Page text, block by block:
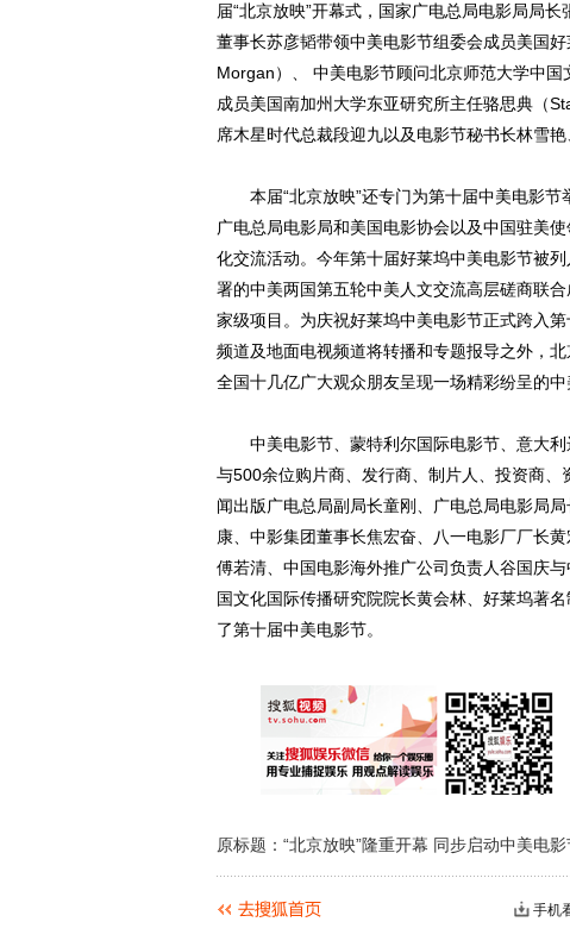
届“北京放映”开幕式，国家广电总局电影局局
董事长苏彦韬带领中美电影节组委会成员美国
Morgan）、 中美电影节顾问北京师范大学中
成员美国南加州大学东亚研究所主任骆思典（
席木星时代总裁段迎九以及电影节秘书长林雪
本届“北京放映”还专门为第十届中美电影节
广电总局电影局和美国电影协会以及中国驻美
化交流活动。今年第十届好莱坞中美电影节被
署的中美两国第五轮中美人文交流高层磋商联
家级项目。为庆祝好莱坞中美电影节正式跨入
频道及地面电视频道将转播和专题报导之外，
全国十几亿广大观众朋友呈现一场精彩纷呈的中
中美电影节、蒙特利尔国际电影节、意大利
与500余位购片商、发行商、制片人、投资商、
闻出版广电总局副局长童刚、广电总局电影局
康、中影集团董事长焦宏奋、八一电影厂厂长
傅若清、中国电影海外推广公司负责人谷国庆
国文化国际传播研究院院长黄会林、好莱坞著
了第十届中美电影节。
原标题：“北京放映”隆重开幕 同步启动中美电影
手机